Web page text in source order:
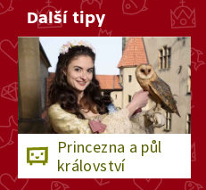
7:57
7:57
Další tipy
Princezna a půl
království